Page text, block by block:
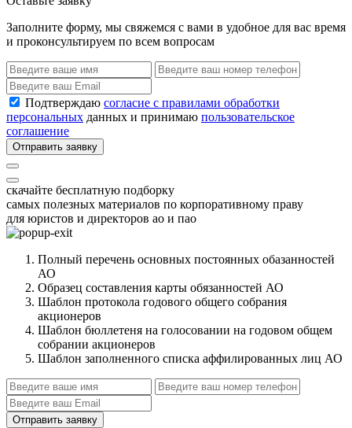
Заполните форму, мы свяжемся с вами в удобное для вас время
и проконсультируем по всем вопросам
Подтверждаю согласие с правилами обработки
персональных данных и принимаю пользовательское
соглашение
Отправить заявку
скачайте бесплатную подборку
самых полезных материалов по корпоративному праву
для юристов и директоров ао и пао
Полный перечень основных постоянных обазанностей
АО
Образец составления карты обязанностей АО
Шаблон протокола годового общего собрания
акционеров
Шаблон бюллетеня на голосовании на годовом общем
собрании акционеров
Шаблон заполненного списка аффилированных лиц АО
Отправить заявку